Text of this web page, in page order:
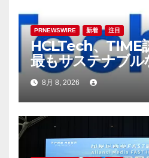
PRNEWSWIRE 新着 注目
HCLTech、TIME
最もサステナブル
社に選出
8月 8, 2026